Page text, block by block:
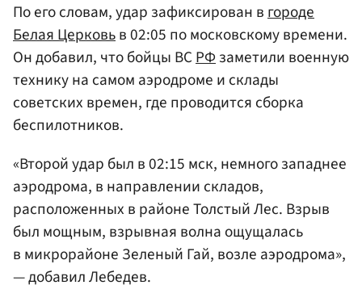
По его словам, удар зафиксирован вгороде
Белая Церковьв 02:05 по московскому времени.
Он добавил, что бойцы ВСРФзаметили военную
технику на самом аэродроме и склады
советских времен, где проводится сборка
беспилотников.
«Второй удар был в 02:15 мск, немного западнее
аэродрома, в направлении складов,
расположенных в районе Толстый Лес. Взрыв
был мощным, взрывная волна ощущалась
в микрорайоне Зеленый Гай, возле аэродрома»,
— добавил Лебедев.